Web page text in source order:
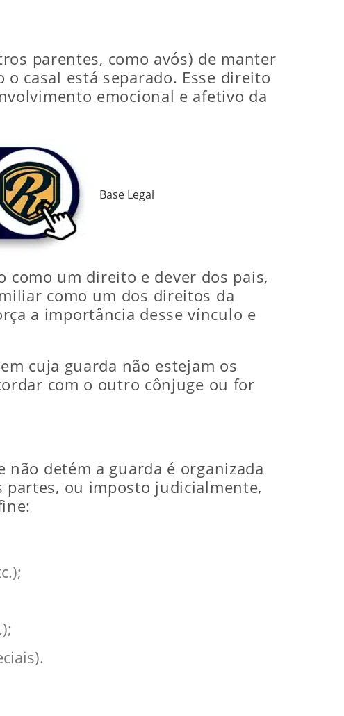
parentes, como avós) de manter
casal está separado. Esse direito
emocional e afetivo da
Base Legal
como um direito e dever dos pais,
como um dos direitos da
a importância desse vínculo e
cuja guarda não estejam os
com o outro cônjuge ou for
detém a guarda é organizada
partes, ou imposto judicialmente,